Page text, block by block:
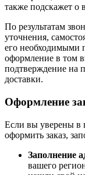
также подскажет о
По результатам
уточнения,
его необходимыми
оформление в том
подтверждение на
доставки.
Оформление
Если вы уверены в
оформить заказ,
Заполнение
вашего